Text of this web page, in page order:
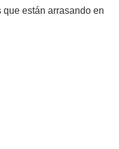
están arrasando en